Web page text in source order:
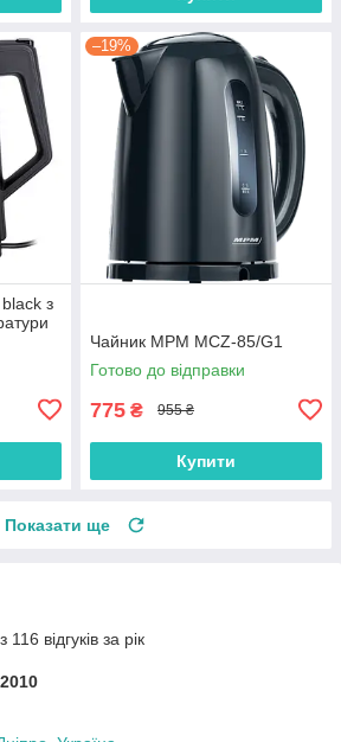
з
–19%
Чайник MPM MCZ-85/G1
Готово до відправки
775 ₴ 955 ₴
Купити
Показати ще
відгуків за рік